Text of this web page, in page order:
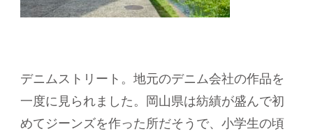
デニムストリート。地元のデニム会社の作品を
一度に見られました。岡山県は紡績が盛んで初
めてジーンズを作った所だそうで、小学生の頃